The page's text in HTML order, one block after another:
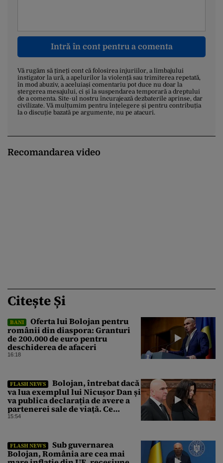
Intră în cont pentru a comenta
Vă rugăm să țineți cont că folosirea injuriilor, a limbajului
instigator la ură, a apelurilor la violență sau trimiterea repetată,
în mod abuziv, a aceluiași comentariu pot duce nu doar la
ștergerea mesajului, ci și la suspendarea temporară a dreptului
de a comenta. Site-ul nostru încurajează dezbaterile aprinse, dar
civilizate. Vă mulțumim pentru înțelegere și pentru contribuția
la o discuție bazată pe argumente, nu pe atacuri.
Recomandarea video
Citește Și
BANI
Oferta lui Bolojan pentru
românii din diaspora: Granturi
de 200.000 de euro pentru
deschiderea de afaceri
16:18
FLASH NEWS
Bolojan, întrebat dacă
va lua exemplul lui Nicușor Dan și
va publica declarația de avere a
partenerei sale de viață. Ce
răspuns a dat premierul demis
15:54
FLASH NEWS
Sub guvernarea
Bolojan, România are cea mai